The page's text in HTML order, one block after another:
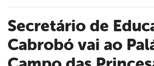
Secretário de Educação de
Cabrobó vai ao